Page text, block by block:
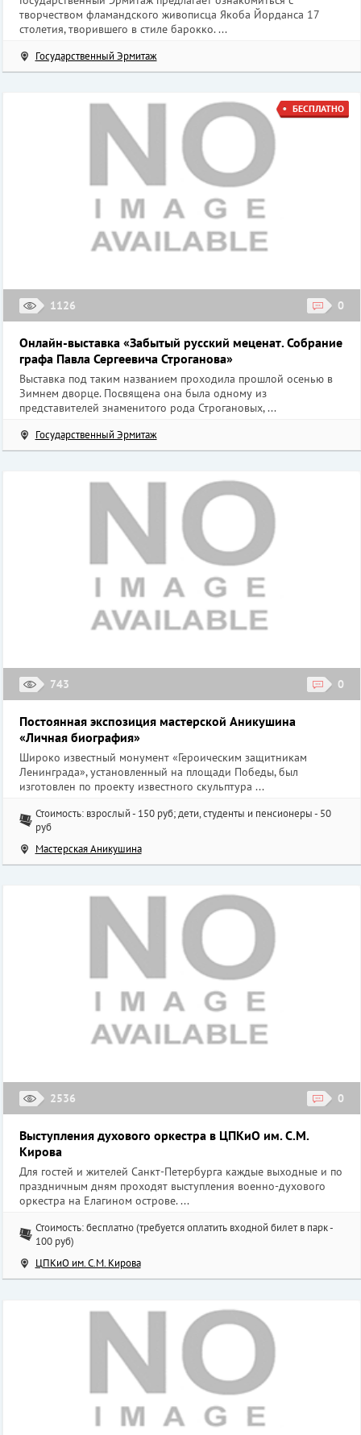
творчеством фламандского живописца Якоба Йорданса 17
столетия, творившего в стиле барокко. ...
Государственный Эрмитаж
1126 0
БЕСПЛАТНО
Онлайн-выставка «Забытый русский меценат. Собрание
графа Павла Сергеевича Строганова»
Выставка под таким названием проходила прошлой осенью в
Зимнем дворце. Посвящена она была одному из
представителей знаменитого рода Строгановых, ...
Государственный Эрмитаж
743 0
Постоянная экспозиция мастерской Аникушина
«Личная биография»
Широко известный монумент «Героическим защитникам
Ленинграда», установленный на площади Победы, был
изготовлен по проекту известного скульптура ...
Стоимость: взрослый - 150 руб; дети, студенты и пенсионеры - 50
руб
Мастерская Аникушина
2536 0
Выступления духового оркестра в ЦПКиО им. С.М.
Кирова
Для гостей и жителей Санкт-Петербурга каждые выходные и по
праздничным дням проходят выступления военно-духового
оркестра на Елагином острове. ...
Стоимость: бесплатно (требуется оплатить входной билет в парк -
100 руб)
ЦПКиО им. С.М. Кирова